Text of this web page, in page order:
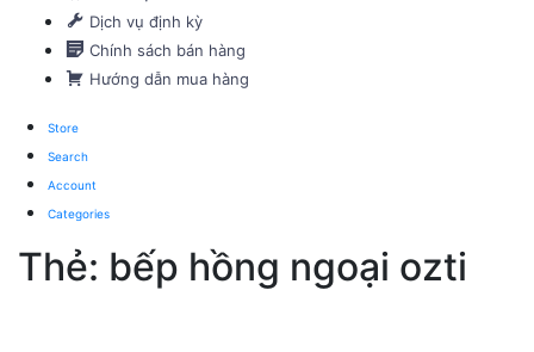
Dịch vụ định kỳ
Chính sách bán hàng
Hướng dẫn mua hàng
Store
Search
Account
Categories
Thẻ: bếp hồng ngoại ozti